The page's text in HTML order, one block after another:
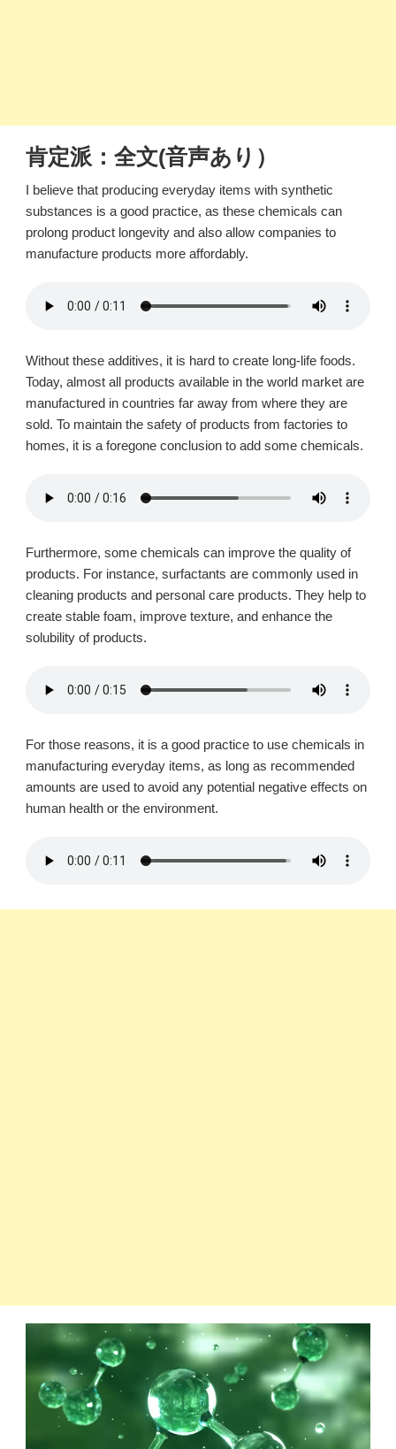
肯定派：全文(音声あり）
I believe that producing everyday items with synthetic
substances is a good practice, as these chemicals can
prolong product longevity and also allow companies to
manufacture products more affordably.
Without these additives, it is hard to create long-life foods.
Today, almost all products available in the world market are
manufactured in countries far away from where they are
sold. To maintain the safety of products from factories to
homes, it is a foregone conclusion to add some chemicals.
Furthermore, some chemicals can improve the quality of
products. For instance, surfactants are commonly used in
cleaning products and personal care products. They help to
create stable foam, improve texture, and enhance the
solubility of products.
For those reasons, it is a good practice to use chemicals in
manufacturing everyday items, as long as recommended
amounts are used to avoid any potential negative effects on
human health or the environment.